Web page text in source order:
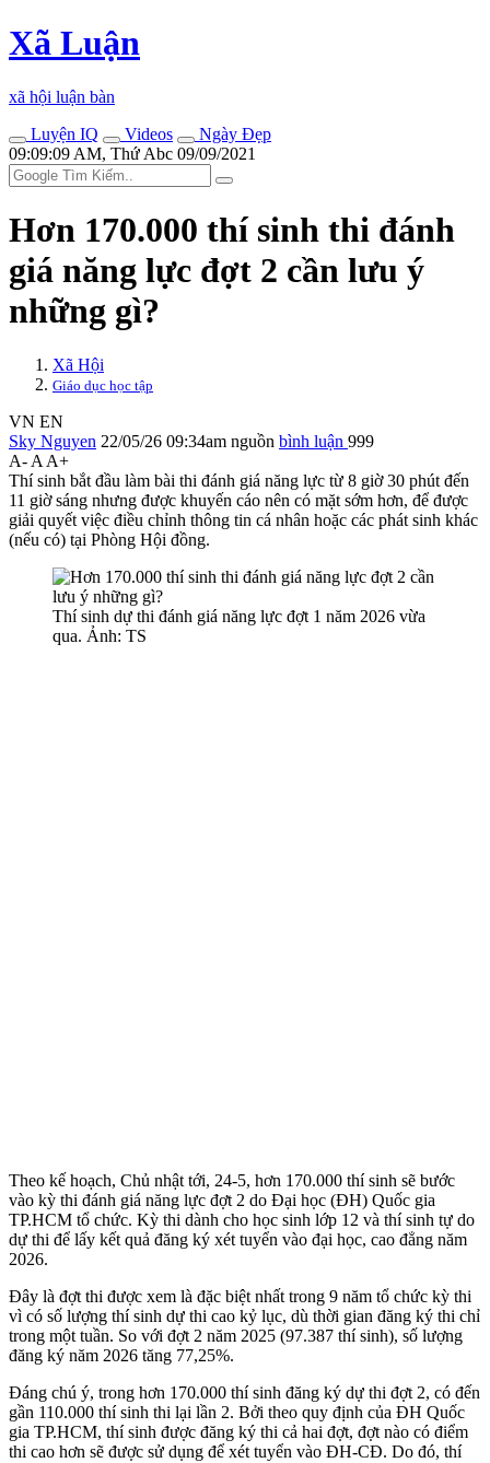
Xã Luận
xã hội luận bàn
Luyện IQ
Videos
Ngày Đẹp
09:09:09 AM, Thứ Abc 09/09/2021
Hơn 170.000 thí sinh thi đánh
giá năng lực đợt 2 cần lưu ý
những gì?
Xã Hội
Giáo dục học tập
VN EN
Sky Nguyen 22/05/26 09:34am nguồn bình luận 999
A- A A+
Thí sinh bắt đầu làm bài thi đánh giá năng lực từ 8 giờ 30 phút đến
11 giờ sáng nhưng được khuyến cáo nên có mặt sớm hơn, để được
giải quyết việc điều chỉnh thông tin cá nhân hoặc các phát sinh khác
(nếu có) tại Phòng Hội đồng.
Thí sinh dự thi đánh giá năng lực đợt 1 năm 2026 vừa
qua. Ảnh: TS
Theo kế hoạch, Chủ nhật tới, 24-5, hơn 170.000 thí sinh sẽ bước
vào kỳ thi đánh giá năng lực đợt 2 do Đại học (ĐH) Quốc gia
TP.HCM tổ chức. Kỳ thi dành cho học sinh lớp 12 và thí sinh tự do
dự thi để lấy kết quả đăng ký xét tuyển vào đại học, cao đẳng năm
2026.
Đây là đợt thi được xem là đặc biệt nhất trong 9 năm tổ chức kỳ thi
vì có số lượng thí sinh dự thi cao kỷ lục, dù thời gian đăng ký thi chỉ
trong một tuần. So với đợt 2 năm 2025 (97.387 thí sinh), số lượng
đăng ký năm 2026 tăng 77,25%.
Đáng chú ý, trong hơn 170.000 thí sinh đăng ký dự thi đợt 2, có đến
gần 110.000 thí sinh thi lại lần 2. Bởi theo quy định của ĐH Quốc
gia TP.HCM, thí sinh được đăng ký thi cả hai đợt, đợt nào có điểm
thi cao hơn sẽ được sử dụng để xét tuyển vào ĐH-CĐ. Do đó, thí